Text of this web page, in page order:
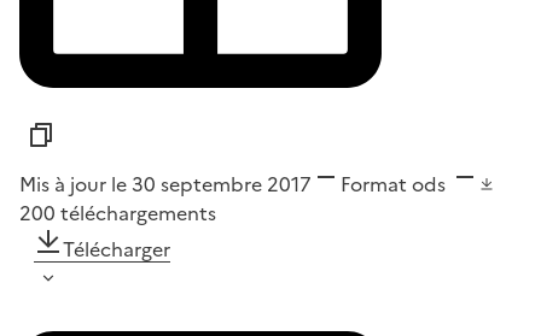
Mis à jour le 30 septembre 2017 Format ods
200 téléchargements
Télécharger